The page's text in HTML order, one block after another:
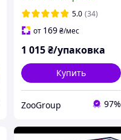
5.0 (34)
от 169 ₴/мес
1 015 ₴/упаковка
Купить
ZooGroup 97%